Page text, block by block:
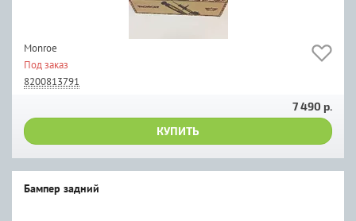
Monroe
Под заказ
8200813791
7 490 р.
КУПИТЬ
Бампер задний